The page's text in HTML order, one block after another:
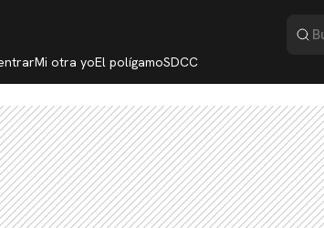
Mi otra yoEl polígamoSDCC